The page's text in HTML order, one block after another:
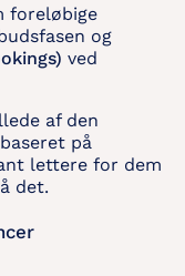
foreløbige
og
ved
af den
på
lettere for dem
det.